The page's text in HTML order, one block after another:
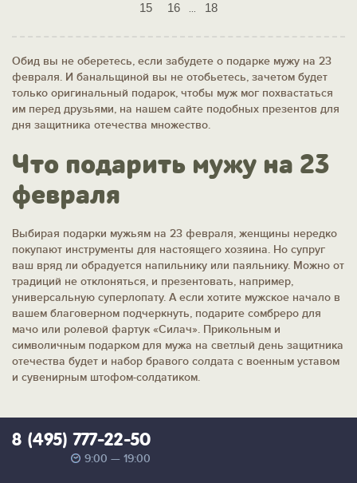
15
16 ... 18
Обид вы не оберетесь, если забудете о подарке мужу на 23
февраля. И банальщиной вы не отобьетесь, зачетом будет
только оригинальный подарок, чтобы муж мог похвастаться
им перед друзьями, на нашем сайте подобных презентов для
дня защитника отечества множество.
Что подарить мужу на 23
февраля
Выбирая подарки мужьям на 23 февраля, женщины нередко
покупают инструменты для настоящего хозяина. Но супруг
ваш вряд ли обрадуется напильнику или паяльнику. Можно от
традиций не отклоняться, и презентовать, например,
универсальную суперлопату. А если хотите мужское начало в
вашем благоверном подчеркнуть, подарите сомбреро для
мачо или ролевой фартук «Силач». Прикольным и
символичным подарком для мужа на светлый день защитника
отечества будет и набор бравого солдата с военным уставом
и сувенирным штофом-солдатиком.
8 (495) 777-22-50
9:00 — 19:00